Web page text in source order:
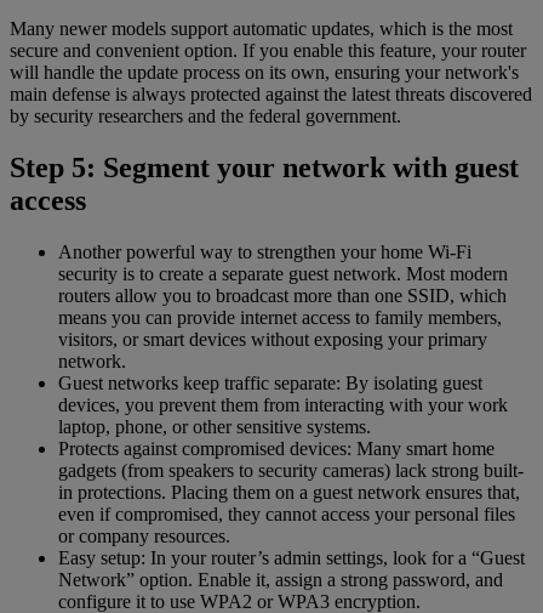
Many newer models support automatic updates, which is the most
secure and convenient option. If you enable this feature, your router
will handle the update process on its own, ensuring your network's
main defense is always protected against the latest threats discovered
by security researchers and the federal government.
Step 5: Segment your network with guest
access
Another powerful way to strengthen your home Wi-Fi
security is to create a separate guest network. Most modern
routers allow you to broadcast more than one SSID, which
means you can provide internet access to family members,
visitors, or smart devices without exposing your primary
network.
Guest networks keep traffic separate: By isolating guest
devices, you prevent them from interacting with your work
laptop, phone, or other sensitive systems.
Protects against compromised devices: Many smart home
gadgets (from speakers to security cameras) lack strong built-
in protections. Placing them on a guest network ensures that,
even if compromised, they cannot access your personal files
or company resources.
Easy setup: In your router’s admin settings, look for a “Guest
Network” option. Enable it, assign a strong password, and
configure it to use WPA2 or WPA3 encryption.